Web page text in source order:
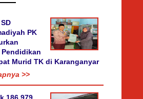
PK
Murid TK di Karanganyar
>>
186.979